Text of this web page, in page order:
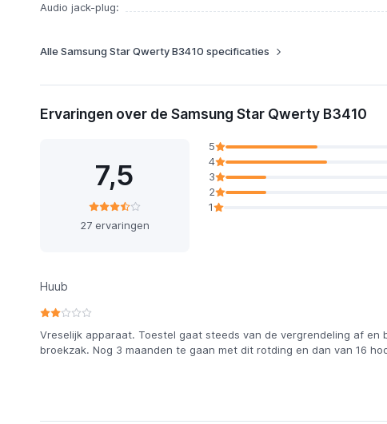
Audio jack-plug:
Alle Samsung Star Qwerty B3410 specificaties
Ervaringen over de Samsung Star Qwerty B3410
7,5
27 ervaringen
5
4
3
2
1
Huub
Vreselijk apparaat. Toestel gaat steeds van de vergrendeling af en
broekzak. Nog 3 maanden te gaan met dit rotding en dan van 16